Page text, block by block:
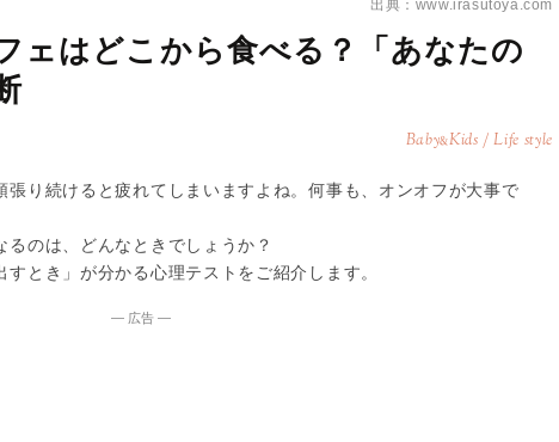
出典：www.irasutoya.com
ェはどこから食べる？「あなたの
Baby&Kids / Life style
り続けると疲れてしまいますよね。何事も、オンオフが大事で
のは、どんなときでしょうか？
とき」が分かる心理テストをご紹介します。
― 広告 ―